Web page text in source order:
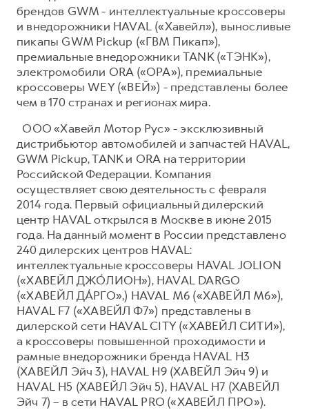
брендов GWM - интеллектуальные кроссоверы
и внедорожники HAVAL («Хавейл»), выносливые
пикапы GWM Pickup («ГВМ Пикап»),
премиальные внедорожники TANK («ТЭНК»),
электромобили ORA («ОРА»), премиальные
кроссоверы WEY («ВЕЙ») - представлены более
чем в 170 странах и регионах мира.
ООО «Хавейл Мотор Рус» - эксклюзивный
дистрибьютор автомобилей и запчастей HAVAL,
GWM Pickup, TANK и ORA на территории
Российской Федерации. Компания
осуществляет свою деятельность с февраля
2014 года. Первый официальный дилерский
центр HAVAL открылся в Москве в июне 2015
года. На данный момент в России представлено
240 дилерских центров HAVAL:
интеллектуальные кроссоверы HAVAL JOLION
(«ХАВЕЙЛ ДЖО́ЛИОН»), HAVAL DARGO
(«ХАВЕЙЛ ДА́РГО»,) HAVAL М6 («ХАВЕЙЛ M6»),
HAVAL F7 («ХАВЕЙЛ Ф7») представлены в
дилерской сети HAVAL CITY («ХАВЕЙЛ СИТИ»),
а кроссоверы повышенной проходимости и
рамные внедорожники бренда HAVAL H3
(ХАВЕЙЛ Эйч 3), HAVAL H9 (ХАВЕЙЛ Эйч 9) и
HAVAL H5 (ХАВЕЙЛ Эйч 5), HAVAL H7 (ХАВЕЙЛ
Эйч 7) – в сети HAVAL PRO («ХАВЕЙЛ ПРО»).